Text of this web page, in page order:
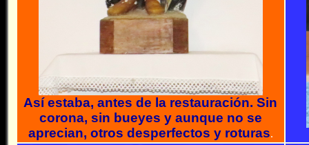
Así estaba, antes de la restauración. Sin
corona, sin bueyes y aunque no se
aprecian, otros desperfectos y roturas.